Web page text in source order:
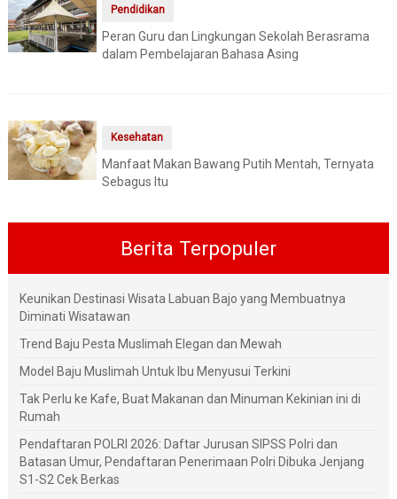
Pendidikan
Peran Guru dan Lingkungan Sekolah Berasrama
dalam Pembelajaran Bahasa Asing
Kesehatan
Manfaat Makan Bawang Putih Mentah, Ternyata
Sebagus Itu
Berita Terpopuler
Keunikan Destinasi Wisata Labuan Bajo yang Membuatnya
Diminati Wisatawan
Trend Baju Pesta Muslimah Elegan dan Mewah
Model Baju Muslimah Untuk Ibu Menyusui Terkini
Tak Perlu ke Kafe, Buat Makanan dan Minuman Kekinian ini di
Rumah
Pendaftaran POLRI 2026: Daftar Jurusan SIPSS Polri dan
Batasan Umur, Pendaftaran Penerimaan Polri Dibuka Jenjang
S1-S2 Cek Berkas